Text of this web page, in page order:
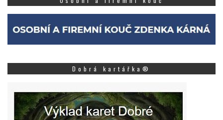
Dobrá kartářka®